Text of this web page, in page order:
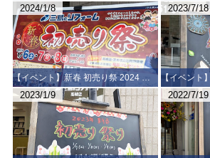
2024/1/8
【イベント】新春 初売り祭 2024 高槻店・茨木店 同時開催 ～ご来店ありがとうございました～【満員御礼】
2023/7/18
2023/1/9 2022/7/19